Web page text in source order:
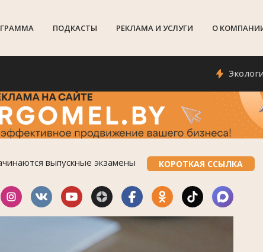
ПОДКАСТЫ РЕКЛАМА И УСЛУГИ О
Экологи
выпускные экзамены КОРОТКАЯ ССЫЛКА